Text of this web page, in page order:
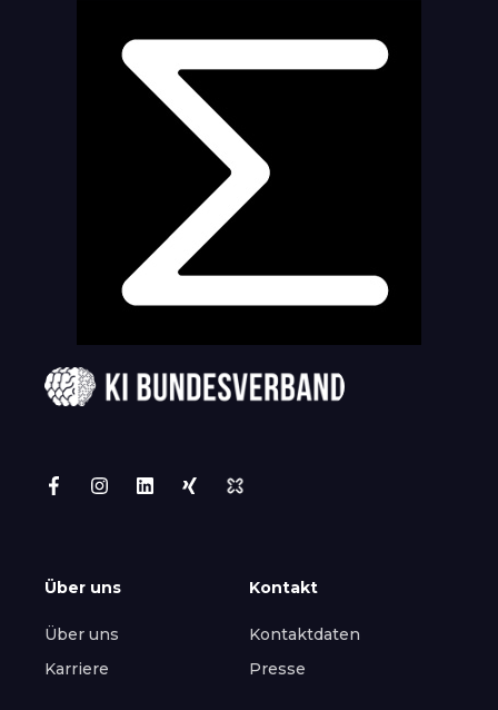
Über uns
Über uns
Karriere
Kontakt
Kontaktdaten
Presse